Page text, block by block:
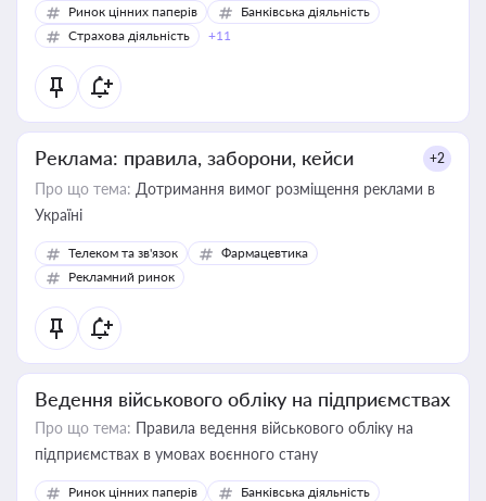
Ринок цінних паперів
Банківська діяльність
Страхова діяльність
+11
Реклама: правила, заборони, кейси +2
Про що тема: Дотримання вимог розміщення реклами в
Україні
Телеком та зв'язок
Фармацевтика
Рекламний ринок
Ведення військового обліку на підприємствах
Про що тема: Правила ведення військового обліку на
підприємствах в умовах воєнного стану
Ринок цінних паперів
Банківська діяльність